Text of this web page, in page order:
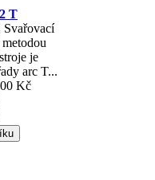
T
je
arc T...
Kč